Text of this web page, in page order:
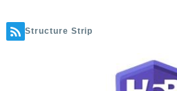
Structure Strip